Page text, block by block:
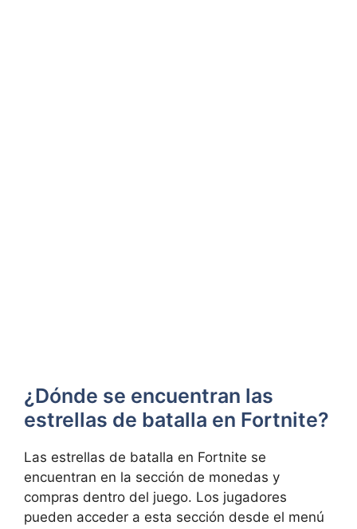
¿Dónde⁣ se ⁣encuentran⁢ las
estrellas de batalla⁣ en ‌Fortnite?
Las‌ estrellas de ⁤batalla en​ Fortnite se
encuentran en la sección⁢ de monedas y
compras dentro del juego.​ Los jugadores
pueden acceder a esta⁤ sección desde el menú